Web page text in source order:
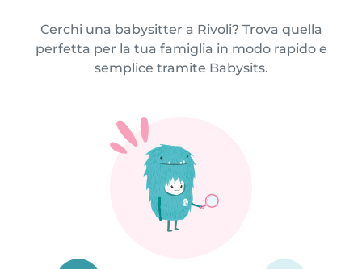
Cerchi una babysitter a Rivoli? Trova quella
perfetta per la tua famiglia in modo rapido e
semplice tramite Babysits.